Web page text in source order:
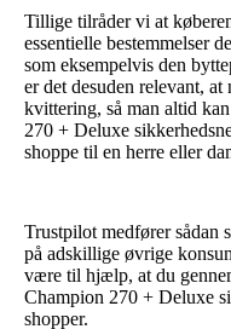
Tillige tilråder vi at
essentielle bestemmelser
som eksempelvis den
er det desuden relevant,
kvittering, så man altid
270 + Deluxe
shoppe til en herre eller
Trustpilot medfører sådan
på adskillige øvrige
være til hjælp, at du
Champion 270 + Deluxe
shopper.